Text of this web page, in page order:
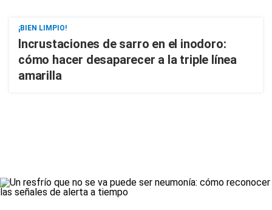
¡BIEN LIMPIO!
Incrustaciones de sarro en el inodoro:
cómo hacer desaparecer a la triple línea
amarilla